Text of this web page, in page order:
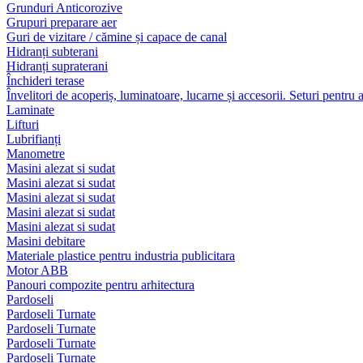
Grunduri Anticorozive
Grupuri preparare aer
Guri de vizitare / cămine și capace de canal
Hidranți subterani
Hidranți supraterani
Închideri terase
Învelitori de acoperiș, luminatoare, lucarne și accesorii. Seturi pentru
Laminate
Lifturi
Lubrifianți
Manometre
Masini alezat si sudat
Masini alezat si sudat
Masini alezat si sudat
Masini alezat si sudat
Masini alezat si sudat
Masini debitare
Materiale plastice pentru industria publicitara
Motor ABB
Panouri compozite pentru arhitectura
Pardoseli
Pardoseli Turnate
Pardoseli Turnate
Pardoseli Turnate
Pardoseli Turnate